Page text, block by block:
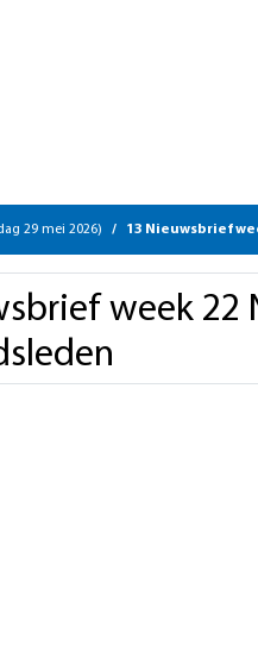
29 mei 2026) 13 Nieuwsbrief
week 22